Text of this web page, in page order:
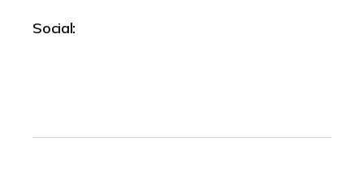
Social: